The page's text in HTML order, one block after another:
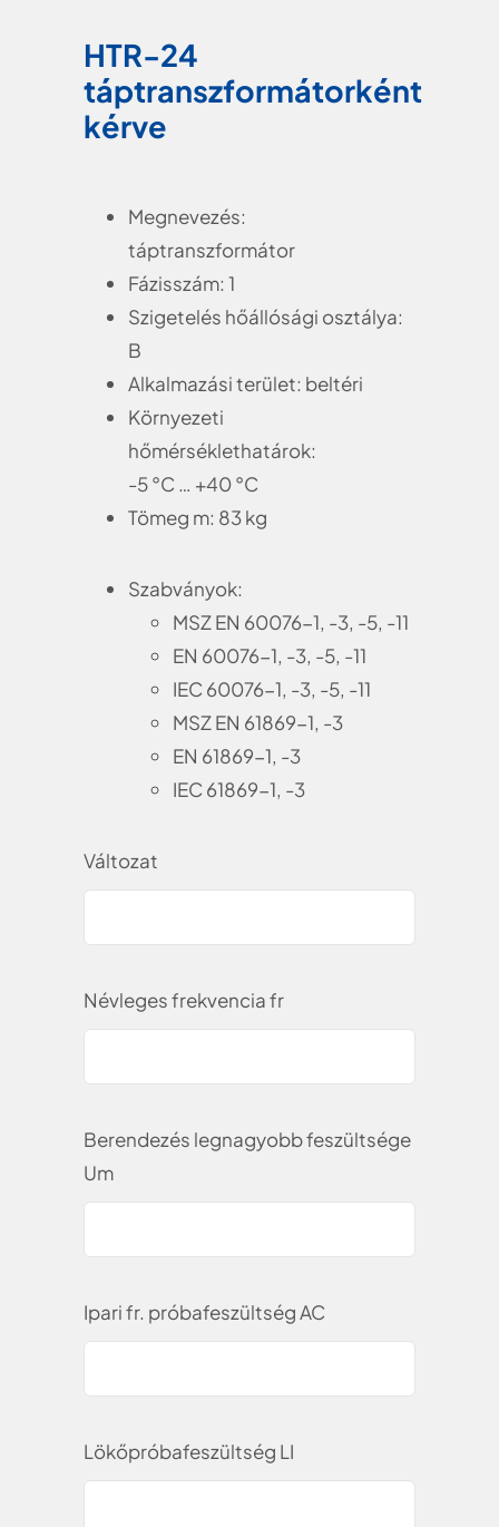
HTR-24
táptranszformátorként
kérve
Megnevezés:
táptranszformátor
Fázisszám: 1
Szigetelés hőállósági osztálya:
B
Alkalmazási terület: beltéri
Környezeti
hőmérséklethatárok:
-5 °C … +40 °C
Tömeg m: 83 kg
Szabványok:
MSZ EN 60076-1, -3, -5, -11
EN 60076-1, -3, -5, -11
IEC 60076-1, -3, -5, -11
MSZ EN 61869-1, -3
EN 61869-1, -3
IEC 61869-1, -3
Változat
Névleges frekvencia fr
Berendezés legnagyobb feszültsége
Um
Ipari fr. próbafeszültség AC
Lökőpróbafeszültség LI